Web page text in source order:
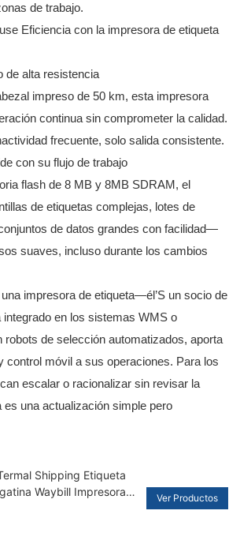
de trabajo.
de alta resistencia
impreso de 50 km, esta impresora
continua sin comprometer la calidad.
frecuente, solo salida consistente.
con su flujo de trabajo
flash de 8 MB y 8MB SDRAM, el
de etiquetas complejas, lotes de
de datos grandes con facilidad—
suaves, incluso durante los cambios
una impresora de etiqueta—él’S un socio de
integrado en los sistemas WMS o
robots de selección automatizados, aporta
control móvil a sus operaciones. Para los
escalar o racionalizar sin revisar la
es una actualización simple pero
Shipping Etiqueta
Waybill Impresora
Ver Productos